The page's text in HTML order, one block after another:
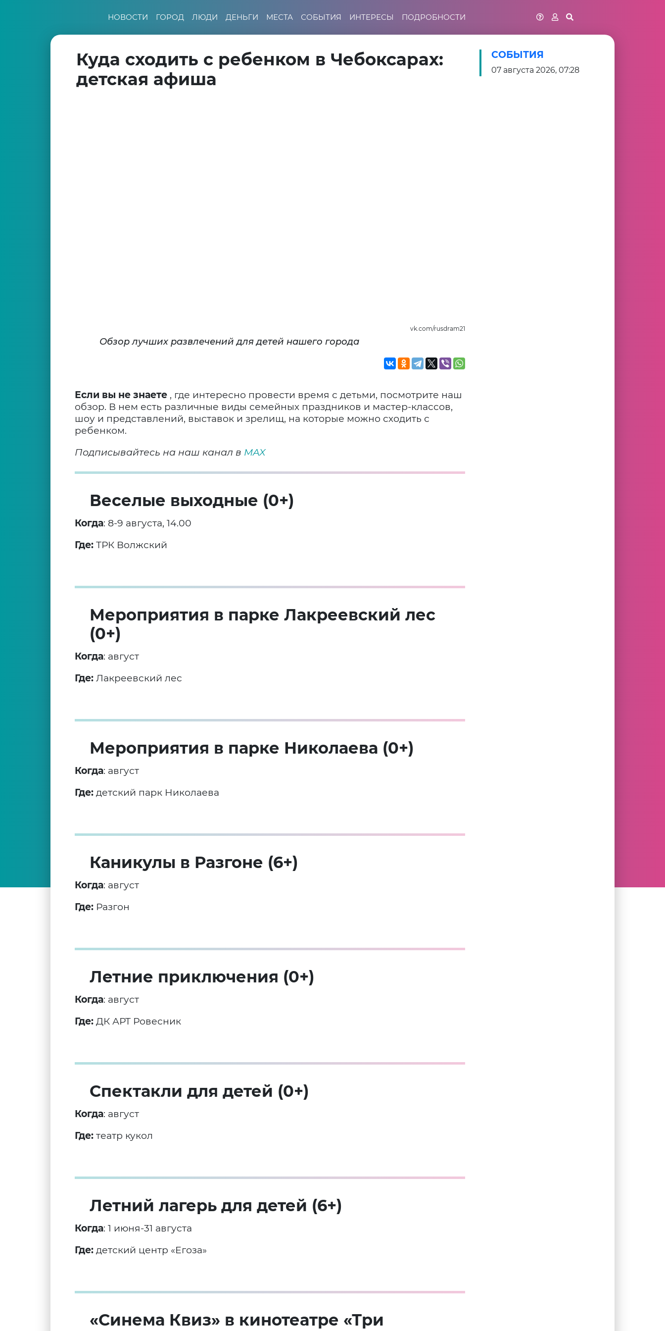
НОВОСТИ ГОРОД ЛЮДИ ДЕНЬГИ МЕСТА СОБЫТИЯ ИНТЕРЕСЫ ПОДРОБНОСТИ
Куда сходить с ребенком в Чебоксарах:
детская афиша
СОБЫТИЯ
07 августа 2026, 07:28
vk.com/rusdram21
Обзор лучших развлечений для детей нашего города
Если вы не знаете , где интересно провести время с детьми, посмотрите наш
обзор. В нем есть различные виды семейных праздников и мастер-классов,
шоу и представлений, выставок и зрелищ, на которые можно сходить с
ребенком.
Подписывайтесь на наш канал в MAX
Веселые выходные (0+)
Когда: 8-9 августа, 14.00
Где: ТРК Волжский
Мероприятия в парке Лакреевский лес
(0+)
Когда: август
Где: Лакреевский лес
Мероприятия в парке Николаева (0+)
Когда: август
Где: детский парк Николаева
Каникулы в Разгоне (6+)
Когда: август
Где: Разгон
Летние приключения (0+)
Когда: август
Где: ДК АРТ Ровесник
Спектакли для детей (0+)
Когда: август
Где: театр кукол
Летний лагерь для детей (6+)
Когда: 1 июня-31 августа
Где: детский центр «Егоза»
«Синема Квиз» в кинотеатре «Три